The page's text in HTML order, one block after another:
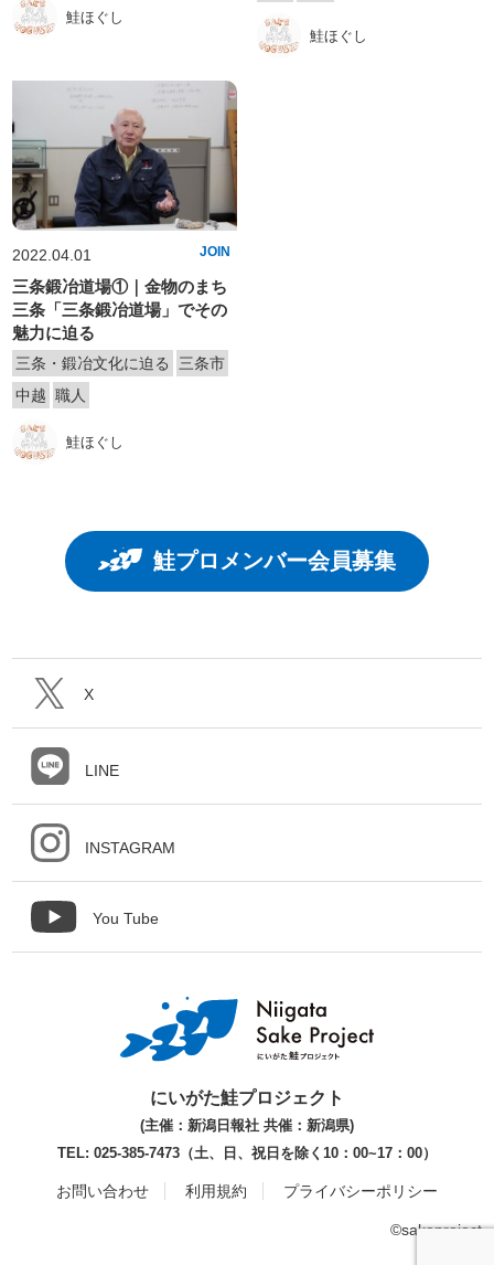
鮭ほぐし
鮭ほぐし
2022.04.01 JOIN
三条鍛冶道場①｜金物のまち
三条「三条鍛冶道場」でその
魅力に迫る
三条・鍛冶文化に迫る
三条市
中越 職人
鮭ほぐし
鮭プロメンバー会員募集
X
LINE
INSTAGRAM
You Tube
にいがた鮭プロジェクト
(主催：新潟日報社 共催：新潟県)
TEL: 025-385-7473（土、日、祝日を除く10：00~17：00）
お問い合わせ 利用規約 プライバシーポリシー
©sakeproject